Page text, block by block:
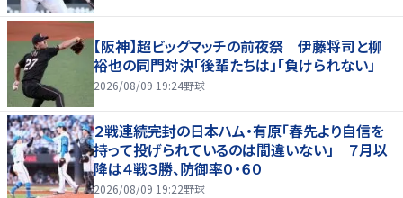
【阪神】超ビッグマッチの前夜祭 伊藤将司と柳
裕也の同門対決「後輩たちは」「負けられない」
2026/08/09 19:24野球
２戦連続完封の日本ハム・有原「春先より自信を
持って投げられているのは間違いない」 ７月以
降は４戦３勝、防御率０・６０
2026/08/09 19:22野球